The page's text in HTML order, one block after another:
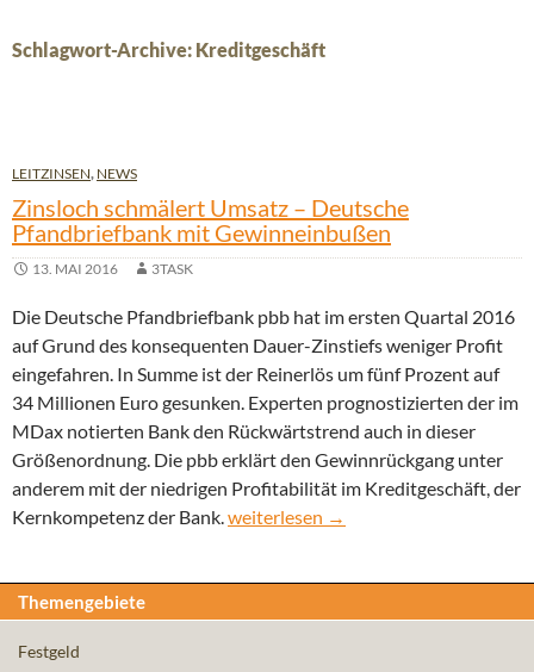
Schlagwort-Archive: Kreditgeschäft
LEITZINSEN, NEWS
Zinsloch schmälert Umsatz – Deutsche
Pfandbriefbank mit Gewinneinbußen
13. MAI 2016 3TASK
Die Deutsche Pfandbriefbank pbb hat im ersten Quartal 2016
auf Grund des konsequenten Dauer-Zinstiefs weniger Profit
eingefahren. In Summe ist der Reinerlös um fünf Prozent auf
34 Millionen Euro gesunken. Experten prognostizierten der im
MDax notierten Bank den Rückwärtstrend auch in dieser
Größenordnung. Die pbb erklärt den Gewinnrückgang unter
anderem mit der niedrigen Profitabilität im Kreditgeschäft, der
Kernkompetenz der Bank.Zinsloch schmälert Umsatz –
weiterlesen →
Themengebiete
Festgeld